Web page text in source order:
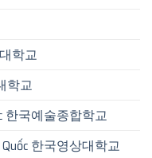
학교
학교
한국예술종합학교
Quốc 한국영상대학교